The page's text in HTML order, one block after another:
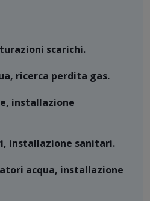
scarichi.
ricerca perdita gas.
installazione
installazione sanitari.
acqua, installazione